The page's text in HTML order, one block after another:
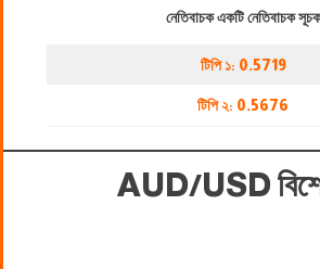
নেতিবাচক একটি নেতিবাচক সূচক
টিপি ১: 0.5719
টিপি ২: 0.5676
AUD/USD